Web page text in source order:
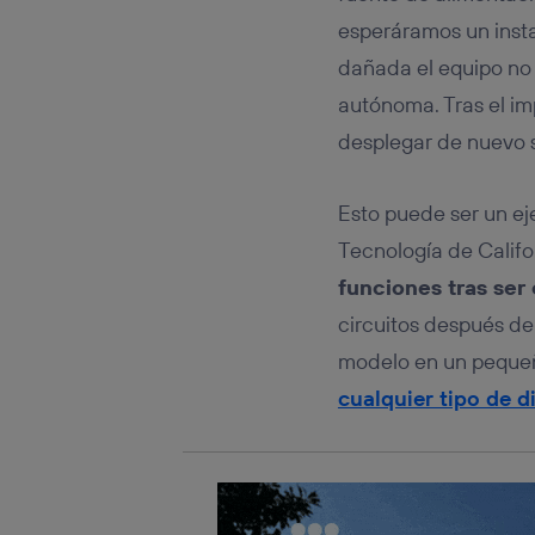
esperáramos un
dañada el equipo
autónoma. Tras el
desplegar de nuevo
Esto puede ser un
Tecnología de
funciones tras ser
circuitos después
modelo en un
cualquier tipo de
conecte
Si
Puedes
inferior
Para